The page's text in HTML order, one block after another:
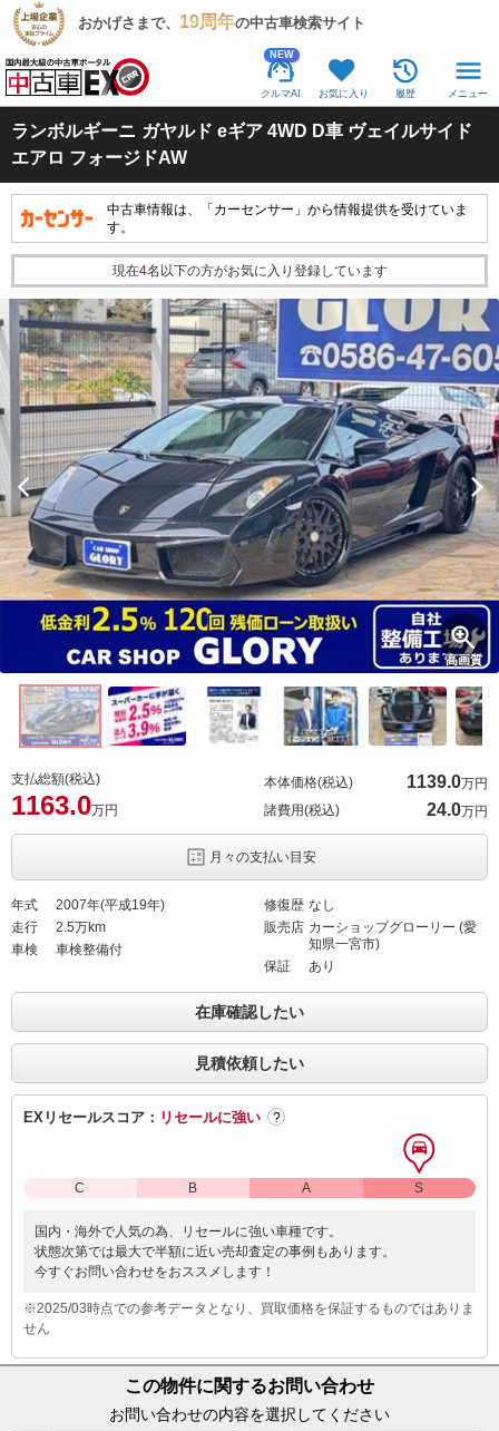
おかげさまで、 19周年の中古車検索サイト
NEW
クルマAI お気に入り 履歴 メニュー
ランボルギーニ ガヤルド eギア 4WD D車 ヴェイルサイド
エアロ フォージドAW
中古車情報は、「カーセンサー」から情報提供を受けていま
す。
現在4名以下の方がお気に入り登録しています
高画質
支払総額(税込)
1163.0万円
本体価格(税込) 1139.0万円
諸費用(税込)
24.0万円
月々の支払い目安
年式
2007年(平成19年)
走行
2.5万km
車検
車検整備付
修復歴 なし
販売店 カーショップグローリー (愛
知県一宮市)
保証
あり
在庫確認したい
見積依頼したい
EXリセールスコア： リセールに強い ?
C B A S
国内・海外で人気の為、リセールに強い車種です。
状態次第では最大で半額に近い売却査定の事例もあります。
今すぐお問い合わせをおススメします！
※2025/03時点での参考データとなり、買取価格を保証するものではありま
せん
この物件に関するお問い合わせ
お問い合わせの内容を選択してください